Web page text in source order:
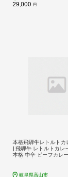
29,000 円
本格飛騨牛レトルトカ
| 飛騨牛 レトルトカレ
本格 中辛 ビーフカレ
岐阜県高山市